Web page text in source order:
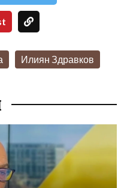
Илиян Здравков